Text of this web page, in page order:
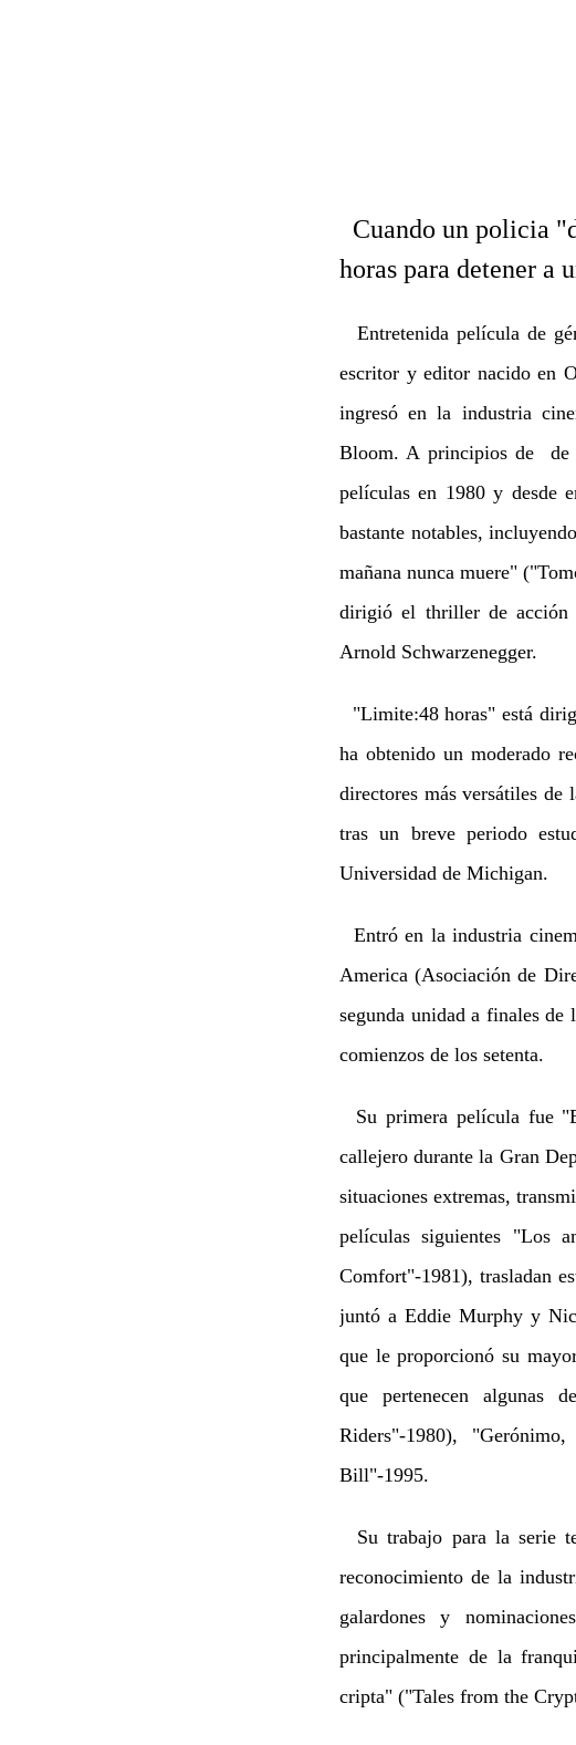
Cuando un policia
horas para detener a
Entretenida película de
escritor y editor nacido en
ingresó en la industria
Bloom. A principios de de
películas en 1980 y desde
bastante notables,
mañana nunca muere"
dirigió el thriller de acción
Arnold Schwarzenegger.
"Limite:48 horas" está
ha obtenido un moderado
directores más versátiles de
tras un breve periodo
Universidad de Michigan.
Entró en la industria
America (Asociación de
segunda unidad a finales de
comienzos de los setenta.
Su primera película fue
callejero durante la Gran
situaciones extremas,
películas siguientes "Los
Comfort"-1981), trasladan
juntó a Eddie Murphy y
que le proporcionó su
que pertenecen algunas
Riders"-1980),
Bill"-1995.
Su trabajo para la serie
reconocimiento de la
galardones y
principalmente de la
cripta" ("Tales from the